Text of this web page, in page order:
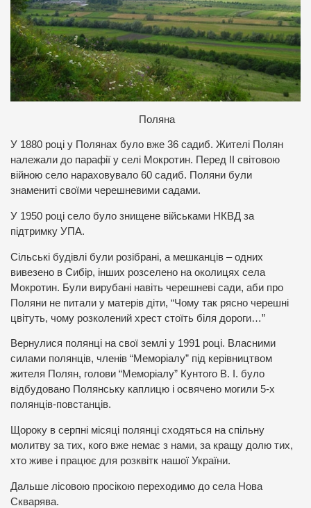
Поляна
У 1880 році у Полянах було вже 36 садиб. Жителі Полян
належали до парафії у селі Мокротин. Перед II світовою
війною село нараховувало 60 садиб. Поляни були
знамениті своїми черешневими садами.
У 1950 році село було знищене військами НКВД за
підтримку УПА.
Сільські будівлі були розібрані, а мешканців – одних
вивезено в Сибір, інших розселено на околицях села
Мокротин. Були вирубані навіть черешневі сади, аби про
Поляни не питали у матерів діти, “Чому так рясно черешні
цвітуть, чому розколений хрест стоїть біля дороги…”
Вернулися полянці на свої землі у 1991 році. Власними
силами полянців, членів “Меморіалу” під керівництвом
жителя Полян, голови “Меморіалу” Кунтого В. І. було
відбудовано Полянську каплицю і освячено могили 5-х
полянців-повстанців.
Щороку в серпні місяці полянці сходяться на спільну
молитву за тих, кого вже немає з нами, за кращу долю тих,
хто живе і працює для розквітк нашої України.
Дальше лісовою просікою переходимо до села Нова
Скварява.